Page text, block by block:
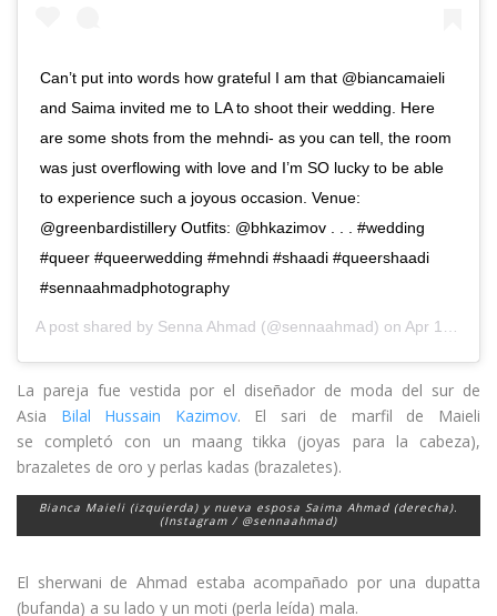
Can’t put into words how grateful I am that @biancamaieli
and Saima invited me to LA to shoot their wedding. Here
are some shots from the mehndi- as you can tell, the room
was just overflowing with love and I’m SO lucky to be able
to experience such a joyous occasion. Venue:
@greenbardistillery Outfits: @bhkazimov . . . #wedding
#queer #queerwedding #mehndi #shaadi #queershaadi
#sennaahmadphotography
A post shared by Senna Ahmad (@sennaahmad) on Apr 19, 2019 at 5:48am PDT
La pareja fue vestida por el diseñador de moda del sur de
Asia Bilal Hussain Kazimov. El sari de marfil de Maieli
se completó con un maang tikka (joyas para la cabeza),
brazaletes de oro y perlas kadas (brazaletes).
Bianca Maieli (izquierda) y nueva esposa Saima Ahmad (derecha).
(Instagram / @sennaahmad)
El sherwani de Ahmad estaba acompañado por una dupatta
(bufanda) a su lado y un moti (perla leída) mala.